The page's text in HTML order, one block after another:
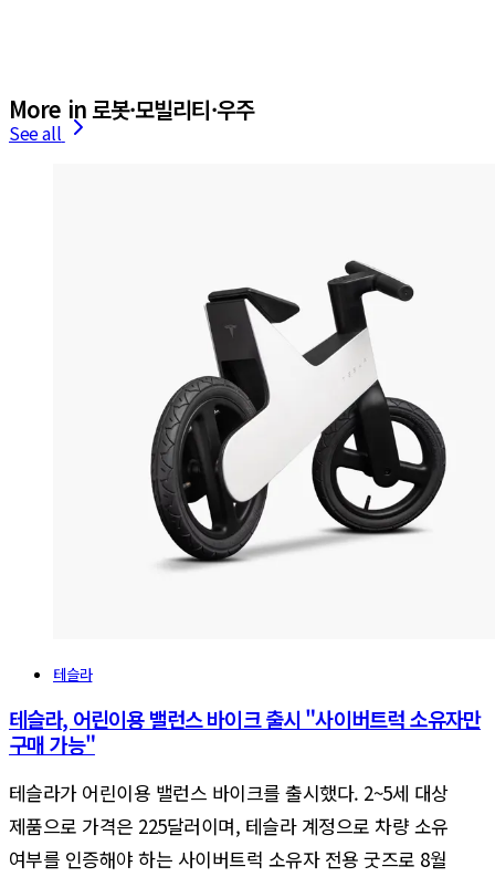
More in 로봇·모빌리티·우주
See all
테슬라
테슬라, 어린이용 밸런스 바이크 출시 "사이버트럭 소유자만
구매 가능"
테슬라가 어린이용 밸런스 바이크를 출시했다. 2~5세 대상
제품으로 가격은 225달러이며, 테슬라 계정으로 차량 소유
여부를 인증해야 하는 사이버트럭 소유자 전용 굿즈로 8월